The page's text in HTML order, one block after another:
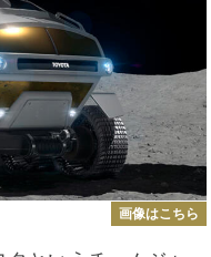
画像はこちら